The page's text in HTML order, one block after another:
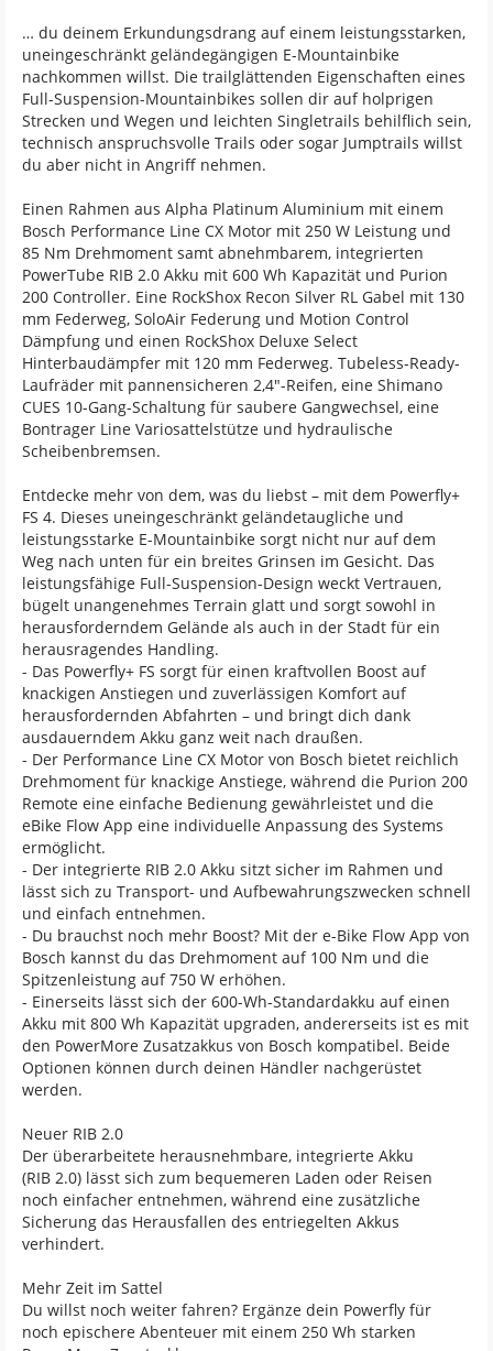
… du deinem Erkundungsdrang auf einem leistungsstarken,
uneingeschränkt geländegängigen E-Mountainbike
nachkommen willst. Die trailglättenden Eigenschaften eines
Full-Suspension-Mountainbikes sollen dir auf holprigen
Strecken und Wegen und leichten Singletrails behilflich sein,
technisch anspruchsvolle Trails oder sogar Jumptrails willst
du aber nicht in Angriff nehmen.
Einen Rahmen aus Alpha Platinum Aluminium mit einem
Bosch Performance Line CX Motor mit 250 W Leistung und
85 Nm Drehmoment samt abnehmbarem, integrierten
PowerTube RIB 2.0 Akku mit 600 Wh Kapazität und Purion
200 Controller. Eine RockShox Recon Silver RL Gabel mit 130
mm Federweg, SoloAir Federung und Motion Control
Dämpfung und einen RockShox Deluxe Select
Hinterbaudämpfer mit 120 mm Federweg. Tubeless-Ready-
Laufräder mit pannensicheren 2,4"-Reifen, eine Shimano
CUES 10-Gang-Schaltung für saubere Gangwechsel, eine
Bontrager Line Variosattelstütze und hydraulische
Scheibenbremsen.
Entdecke mehr von dem, was du liebst – mit dem Powerfly+
FS 4. Dieses uneingeschränkt geländetaugliche und
leistungsstarke E-Mountainbike sorgt nicht nur auf dem
Weg nach unten für ein breites Grinsen im Gesicht. Das
leistungsfähige Full-Suspension-Design weckt Vertrauen,
bügelt unangenehmes Terrain glatt und sorgt sowohl in
herausforderndem Gelände als auch in der Stadt für ein
herausragendes Handling.
- Das Powerfly+ FS sorgt für einen kraftvollen Boost auf
knackigen Anstiegen und zuverlässigen Komfort auf
herausfordernden Abfahrten – und bringt dich dank
ausdauerndem Akku ganz weit nach draußen.
- Der Performance Line CX Motor von Bosch bietet reichlich
Drehmoment für knackige Anstiege, während die Purion 200
Remote eine einfache Bedienung gewährleistet und die
eBike Flow App eine individuelle Anpassung des Systems
ermöglicht.
- Der integrierte RIB 2.0 Akku sitzt sicher im Rahmen und
lässt sich zu Transport- und Aufbewahrungszwecken schnell
und einfach entnehmen.
- Du brauchst noch mehr Boost? Mit der e-Bike Flow App von
Bosch kannst du das Drehmoment auf 100 Nm und die
Spitzenleistung auf 750 W erhöhen.
- Einerseits lässt sich der 600-Wh-Standardakku auf einen
Akku mit 800 Wh Kapazität upgraden, andererseits ist es mit
den PowerMore Zusatzakkus von Bosch kompatibel. Beide
Optionen können durch deinen Händler nachgerüstet
werden.
Neuer RIB 2.0
Der überarbeitete herausnehmbare, integrierte Akku
(RIB 2.0) lässt sich zum bequemeren Laden oder Reisen
noch einfacher entnehmen, während eine zusätzliche
Sicherung das Herausfallen des entriegelten Akkus
verhindert.
Mehr Zeit im Sattel
Du willst noch weiter fahren? Ergänze dein Powerfly für
noch epischere Abenteuer mit einem 250 Wh starken